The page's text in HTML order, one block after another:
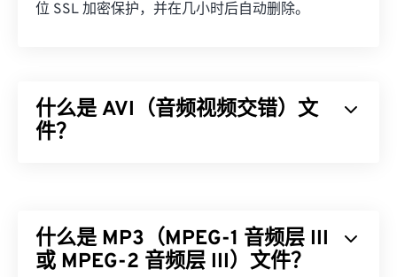
位 SSL 加密保护，并在几小时后自动删除。
什么是 AVI（音频视频交错）文
件？
菜单、流媒体、附件和 3D 容器。
什么是 MP3（MPEG-1 音频层 III
或 MPEG-2 音频层 III）文件？